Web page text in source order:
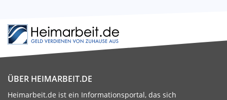
ÜBER HEIMARBEIT.DE
Heimarbeit.de ist ein Informationsportal, das sich